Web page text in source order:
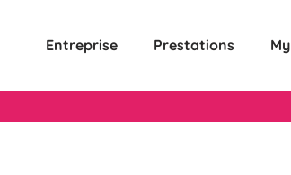
Entreprise Prestations